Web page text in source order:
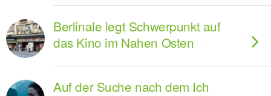
Berlinale legt Schwerpunkt auf
das Kino im Nahen Osten
Auf der Suche nach dem Ich